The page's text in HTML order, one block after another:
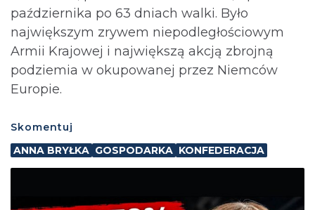
października po 63 dniach walki. Było
największym zrywem niepodległościowym
Armii Krajowej i największą akcją zbrojną
podziemia w okupowanej przez Niemców
Europie.
Skomentuj
ANNA BRYŁKA GOSPODARKA KONFEDERACJA